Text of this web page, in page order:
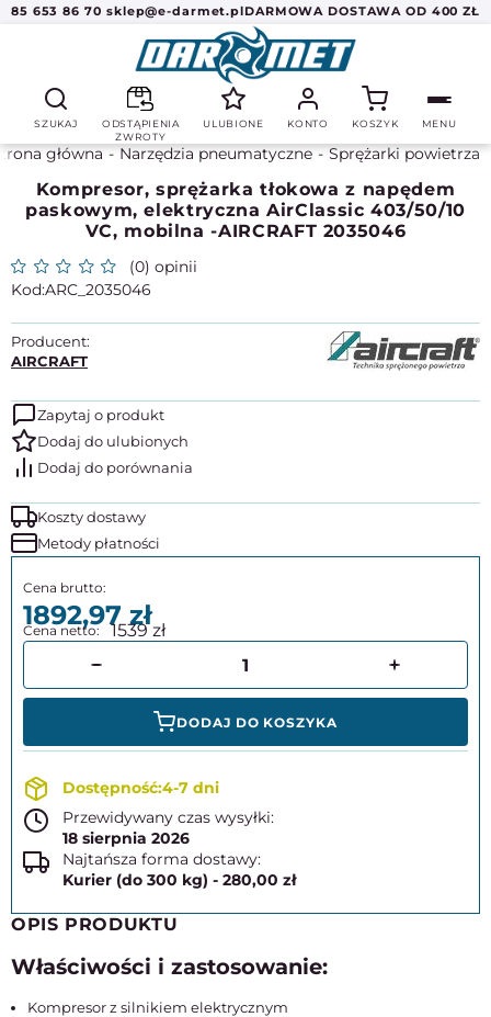
85 653 86 70 sklep@e-darmet.plDARMOWA DOSTAWA OD 400 ZŁ
SZUKAJ
ODSTĄPIENIA
ZWROTY
ULUBIONE KONTO KOSZYK MENU
główna Narzędzia pneumatyczne Sprężarki powietrza
Kompresor, sprężarka tłokowa z napędem
paskowym, elektryczna AirClassic 403/50/10
VC, mobilna -AIRCRAFT 2035046
(0) opinii
ARC_2035046
Producent:
AIRCRAFT
Zapytaj o produkt
Koszty dostawy
Metody płatności
1892,971539
DODAJ DO KOSZYKA
4-7 dni
Przewidywany czas wysyłki:
18 sierpnia 2026
Najtańsza forma dostawy:
Kurier (do 300 kg) - 280,00 zł
OPIS PRODUKTU
Właściwości i zastosowanie:
Kompresor z silnikiem elektrycznym